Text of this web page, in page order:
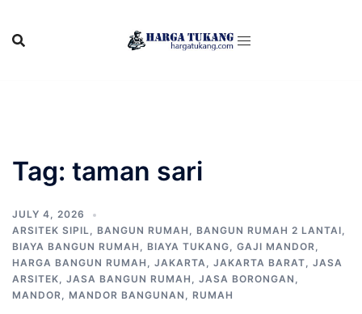
content
Tag: taman sari
JULY 4, 2026
ARSITEK SIPIL, BANGUN RUMAH , BANGUN RUMAH 2 LANTAI,
BIAYA BANGUN RUMAH , BIAYA TUKANG, GAJI MANDOR,
HARGA BANGUN RUMAH , JAKARTA, JAKARTA BARAT, JASA
ARSITEK, JASA BANGUN RUMAH , JASA BORONGAN ,
MANDOR, MANDOR BANGUNAN , RUMAH